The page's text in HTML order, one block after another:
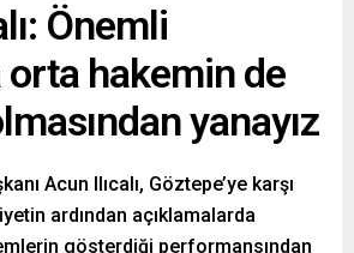
Önemli
hakemin de
yanayız
Acun Ilıcalı, Göztepe’ye karşı
ardından açıklamalarda
gösterdiği performansından